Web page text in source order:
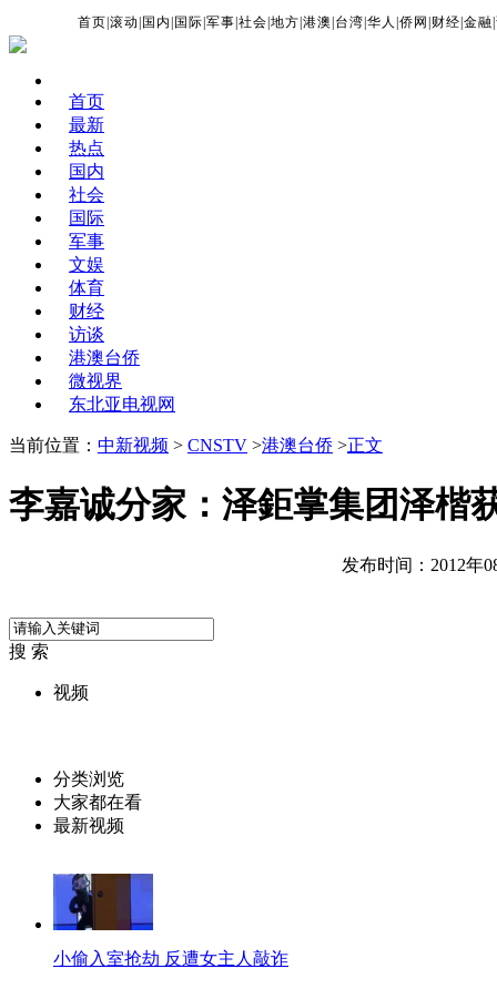
首页 |滚动 国内 国际 |军事 |社会 |地方 |港澳 台湾 |华人 |侨网 财经 |金融 |
首页
最新
热点
国内
社会
国际
军事
文娱
体育
财经
访谈
港澳台侨
微视界
东北亚电视网
当前位置： 中新视频 > CNSTV >港澳台侨 >正文
李嘉诚分家：泽鉅掌集团泽楷
发布时间：2012年
搜 索
视频
分类浏览
大家都在看
最新视频
小偷入室抢劫 反遭女主人敲诈